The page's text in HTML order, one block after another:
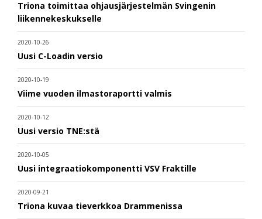
Triona toimittaa ohjausjärjestelmän Svingenin
liikennekeskukselle
2020-10-26
Uusi C-Loadin versio
2020-10-19
Viime vuoden ilmastoraportti valmis
2020-10-12
Uusi versio TNE:stä
2020-10-05
Uusi integraatiokomponentti VSV Fraktille
2020-09-21
Triona kuvaa tieverkkoa Drammenissa